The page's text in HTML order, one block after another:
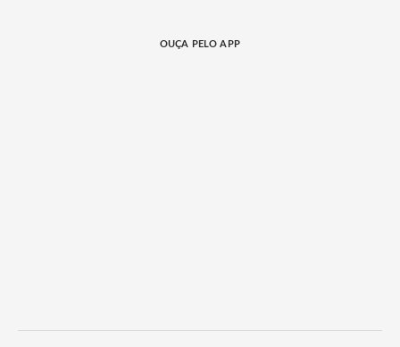
OUÇA PELO APP